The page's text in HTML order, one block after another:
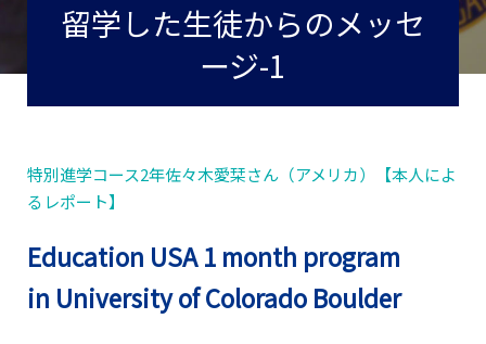
留学した生徒からのメッセ
ージ-1
特別進学コース2年佐々木愛栞さん（アメリカ）【本人によ
るレポート】
Education USA 1 month program
in University of Colorado Boulder